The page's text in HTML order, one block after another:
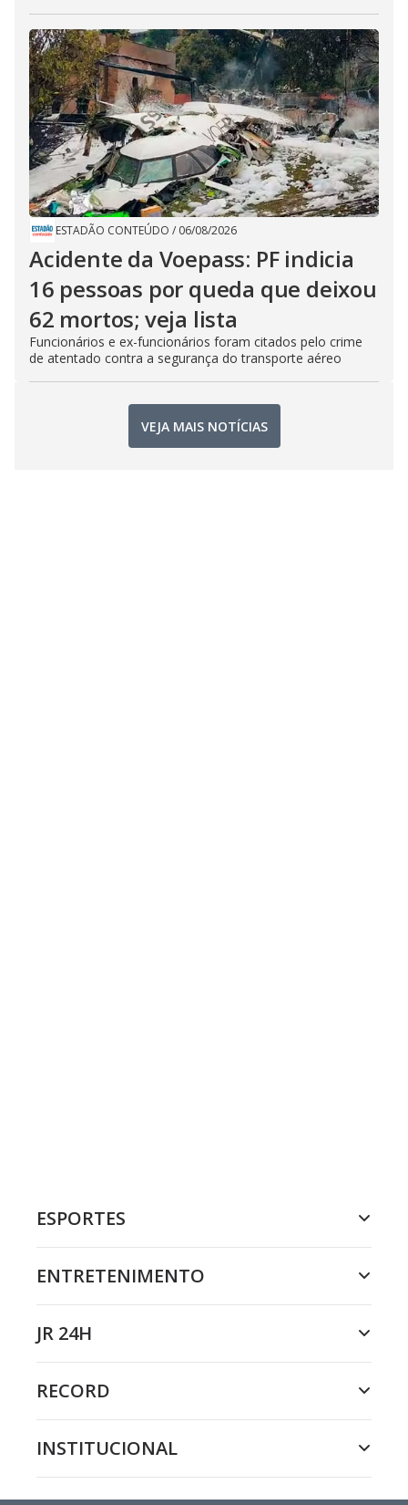
ESTADÃO CONTEÚDO / 06/08/2026
Acidente da Voepass: PF indicia
16 pessoas por queda que deixou
62 mortos; veja lista
Funcionários e ex-funcionários foram citados pelo crime
de atentado contra a segurança do transporte aéreo
VEJA MAIS NOTÍCIAS
ESPORTES
ENTRETENIMENTO
JR 24H
RECORD
INSTITUCIONAL